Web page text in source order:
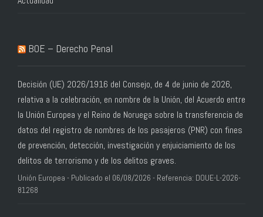
BOE – Derecho Penal
Decisión (UE) 2026/1916 del Consejo, de 4 de junio de 2026,
relativa a la celebración, en nombre de la Unión, del Acuerdo entre
la Unión Europea y el Reino de Noruega sobre la transferencia de
datos del registro de nombres de los pasajeros (PNR) con fines
de prevención, detección, investigación y enjuiciamiento de los
delitos de terrorismo y de los delitos graves.
Unión Europea - Publicado el 06/08/2026 - Referencia: DOUE-L-2026-
81268